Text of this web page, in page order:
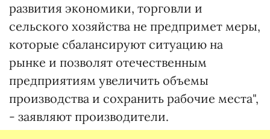
развития экономики, торговли и
сельского хозяйства не предпримет меры,
которые сбалансируют ситуацию на
рынке и позволят отечественным
предприятиям увеличить объемы
производства и сохранить рабочие места",
- заявляют производители.